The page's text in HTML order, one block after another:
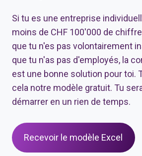
Si tu es une entreprise
moins de CHF 100'000 de
que tu n'es pas volontairement
que tu n'as pas d'employés, la
est une bonne solution pour toi.
cela notre modèle gratuit. Tu
démarrer en un rien de temps.
Recevoir le modèle Excel